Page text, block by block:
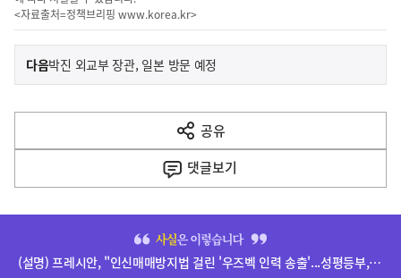
<자료출처=정책브리핑 www.korea.kr>
이
전
다
음
다음기
사
박진 외교부 장관, 일본 방문 예정
공유
열
기
댓글보기
(설명) 프레시안, "인신매매방지법 걸린 '우즈벡 인력 송출'...성평등부,노동·법무부에 개선 요청" 관련